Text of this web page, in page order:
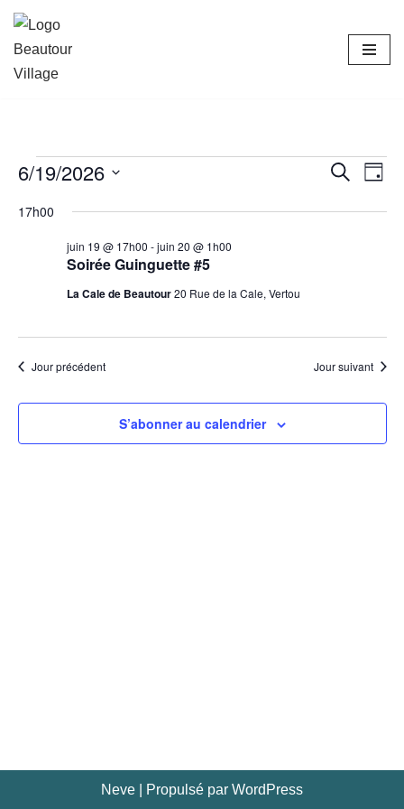
Aller
au
et
Recherche
Jour
6/19/2026
17h00
Soirée Guinguette #5
juin 19 @ 17h00 -juin 20 @ 1h00
La Cale de Beautour20 Rue de la Cale, Vertou
Jour précédent Jour suivant
S’abonner au calendrier
Neve | Propulsé par WordPress
Commander